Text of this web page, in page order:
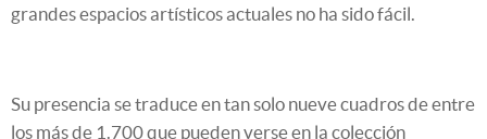
grandes espacios artísticos actuales no ha sido fácil.
Su presencia se traduce en tan solo nueve cuadros de entre
los más de 1.700 que pueden verse en la colección